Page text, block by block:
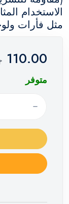
الاستخدام
مثل فأرات
110.00
متوفر